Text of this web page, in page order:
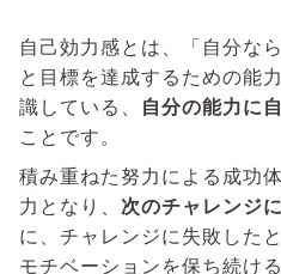
自己効力感とは、「自分な
と目標を達成するための能
識している、 自分の能力に
ことです。
積み重ねた努力による成功
力となり、 次のチャレンジ
に、チャレンジに失敗した
モチベーションを保ち続け